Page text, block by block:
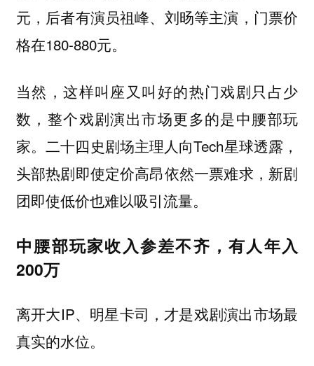
元，后者有演员祖峰、刘旸等主演，门票价
格在180-880元。
当然，这样叫座又叫好的热门戏剧只占少
数，整个戏剧演出市场更多的是中腰部玩
家。二十四史剧场主理人向Tech星球透露，
头部热剧即使定价高昂依然一票难求，新剧
团即使低价也难以吸引流量。
中腰部玩家收入参差不齐，有人年入
200万
离开大IP、明星卡司，才是戏剧演出市场最
真实的水位。